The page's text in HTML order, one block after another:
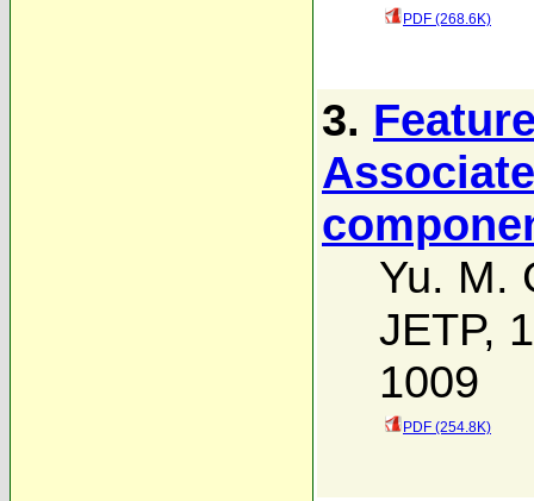
PDF (268.6K)
3.
Yu. M.
JETP,
1009
PDF (254.8K)